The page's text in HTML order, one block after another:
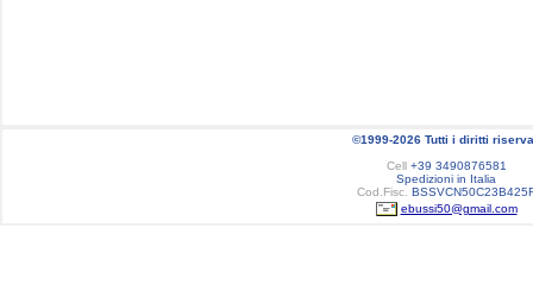
©1999-2026 Tutti i diritti
Cell+39 3490876581
Spedizioni in Italia
Cod.Fisc.
ebussi50@gmail.com